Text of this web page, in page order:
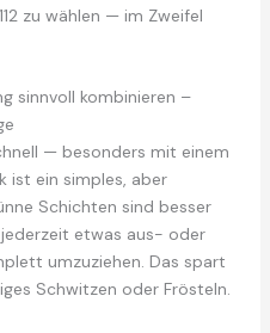
zu wählen — im Zweifel
sinnvoll kombinieren –
— besonders mit einem
ist ein simples, aber
Schichten sind besser
jederzeit etwas aus- oder
umzuziehen. Das spart
Schwitzen oder Frösteln.